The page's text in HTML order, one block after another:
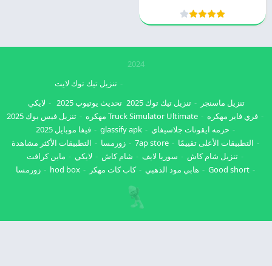
2024
تنزيل ماسنجر تنزيل تيك توك 2025
تنزيل تيك توك لايت
تحديث يوتيوب 2025
لايكي
فري فاير مهكره
Truck Simulator Ultimate مهكره
تنزيل فيس بوك 2025
حزمه ايقونات جلاسيفاي
glassify apk
فيفا موبايل 2025
التطبيقات الأعلى تقييمًا
7ap store زورمسا
التطبيقات الأكثر مشاهدة
تنزيل شام كاش
سوريا لايف شام كاش لايكي
ماين كرافت
Good short
هابي مود الذهبي كاب كات مهكر hod box زورمسا